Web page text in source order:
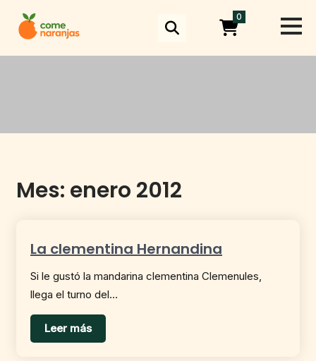
0
Mes: enero 2012
La clementina Hernandina
Si le gustó la mandarina clementina Clemenules,
llega el turno del…
Leer más